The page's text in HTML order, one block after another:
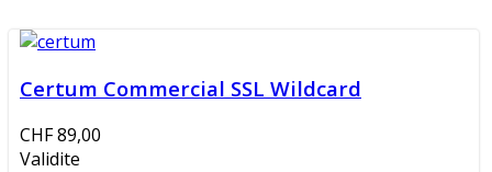
Certum Commercial SSL Wildcard
CHF 89,00
Validite